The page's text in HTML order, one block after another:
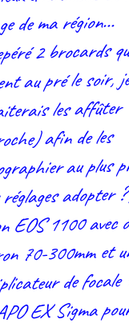
de ma région…
2 brocards
au pré le soir, je
les affûter
afin de les
au plus
réglages adopter
EOS 1100 avec
70-300mm et
de
EX Sigma